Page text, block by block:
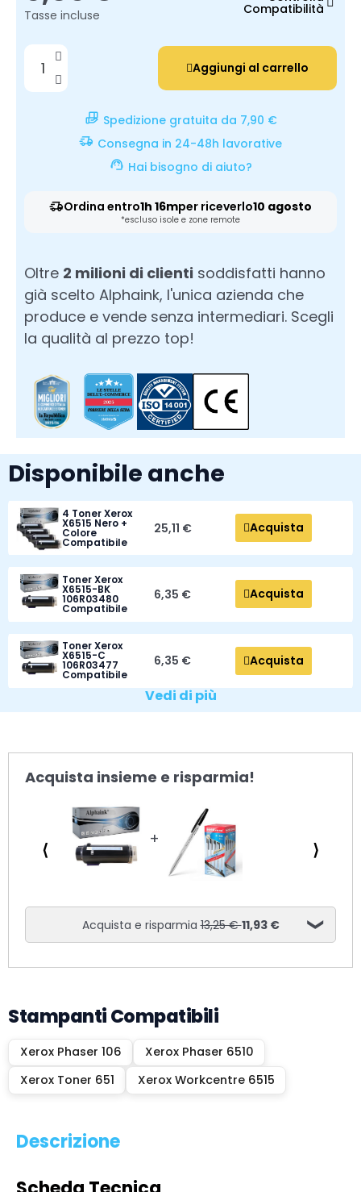
Tasse incluse Compatibilità
Aggiungi al carrello
Spedizione gratuita da 7,90 €
Consegna in 24-48h lavorative
Hai bisogno di aiuto?
Ordina entro1h 16mper riceverlo10 agosto
*escluso isole e zone remote
Oltre 2 milioni di clienti soddisfatti hanno
già scelto Alphaink, l'unica azienda che
produce e vende senza intermediari. Scegli
la qualità al prezzo top!
Disponibile anche
4 Toner Xerox
X6515 Nero +
Colore
Compatibile
25,11 € Acquista
Toner Xerox
X6515-BK
106R03480
Compatibile
6,35 € Acquista
Toner Xerox
X6515-C
106R03477
Compatibile
6,35 € Acquista
Vedi di più
Acquista insieme e risparmia!
⟨ ⟩
Acquista e risparmia13,25 €11,93 €
Stampanti Compatibili
Xerox Phaser 106
Xerox Phaser 6510
Xerox Toner 651
Xerox Workcentre 6515
Descrizione